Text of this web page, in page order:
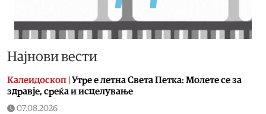
Најнови вести
Калеидоскоп Утре е летна Света Петка: Молете се за
здравје, среќа и исцелување
07.08.2026